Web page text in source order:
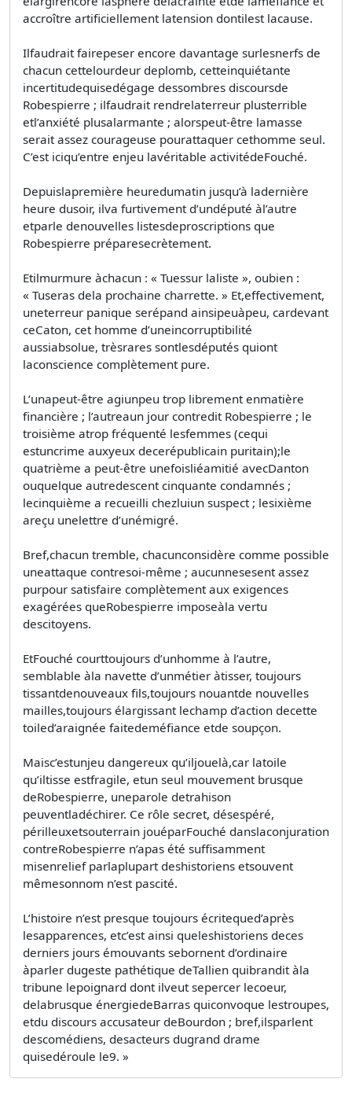
accroître artificiellement latension dontilest lacause.
Ilfaudrait fairepeser encore davantage surlesnerfs de
chacun cettelourdeur deplomb, cetteinquiétante
incertitudequisedégage dessombres discoursde
Robespierre ; ilfaudrait rendrelaterreur plusterrible
etl’anxiété plusalarmante ; alorspeut-être lamasse
serait assez courageuse pourattaquer cethomme seul.
C’est iciqu’entre enjeu lavéritable activitédeFouché.
Depuislapremière heuredumatin jusqu’à ladernière
heure dusoir, ilva furtivement d’undéputé àl’autre
etparle denouvelles listesdeproscriptions que
Robespierre préparesecrètement.
Etilmurmure àchacun : « Tuessur laliste », oubien :
« Tuseras dela prochaine charrette. » Et,effectivement,
uneterreur panique serépand ainsipeuàpeu, cardevant
ceCaton, cet homme d’uneincorruptibilité
aussiabsolue, trèsrares sontlesdéputés quiont
laconscience complètement pure.
L’unapeut-être agiunpeu trop librement enmatière
financière ; l’autreaun jour contredit Robespierre ; le
troisième atrop fréquenté lesfemmes (cequi
estuncrime auxyeux decerépublicain puritain);le
quatrième a peut-être unefoisliéamitié avecDanton
ouquelque autredescent cinquante condamnés ;
lecinquième a recueilli chezluiun suspect ; lesixième
areçu unelettre d’unémigré.
Bref,chacun tremble, chacunconsidère comme possible
uneattaque contresoi-même ; aucunnesesent assez
purpour satisfaire complètement aux exigences
exagérées queRobespierre imposeàla vertu
descitoyens.
EtFouché courttoujours d’unhomme à l’autre,
semblable àla navette d’unmétier àtisser, toujours
tissantdenouveaux fils,toujours nouantde nouvelles
mailles,toujours élargissant lechamp d’action decette
toiled’araignée faitedeméfiance etde soupçon.
Maisc’estunjeu dangereux qu’iljouelà,car latoile
qu’iltisse estfragile, etun seul mouvement brusque
deRobespierre, uneparole detrahison
peuventladéchirer. Ce rôle secret, désespéré,
périlleuxetsouterrain jouéparFouché danslaconjuration
contreRobespierre n’apas été suffisamment
misenrelief parlaplupart deshistoriens etsouvent
mêmesonnom n’est pascité.
L’histoire n’est presque toujours écritequed’après
lesapparences, etc’est ainsi queleshistoriens deces
derniers jours émouvants sebornent d’ordinaire
àparler dugeste pathétique deTallien quibrandit àla
tribune lepoignard dont ilveut sepercer lecoeur,
delabrusque énergiedeBarras quiconvoque lestroupes,
etdu discours accusateur deBourdon ; bref,ilsparlent
descomédiens, desacteurs dugrand drame
quisedéroule le9. »